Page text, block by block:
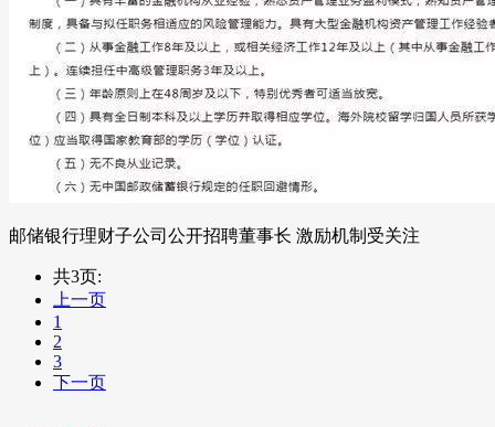
邮储银行理财子公司公开招聘董事长 激励机制受关注
共3页:
上一页
1
2
3
下一页